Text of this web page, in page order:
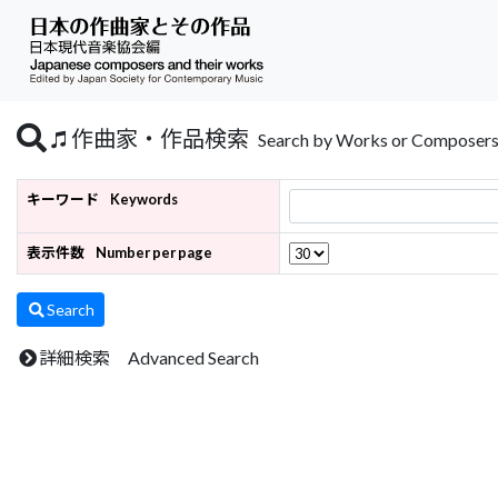
作曲家・作品検索 Search by Works or Composers
キーワード Keywords
表示件数 Number per page
Search
詳細検索 Advanced Search